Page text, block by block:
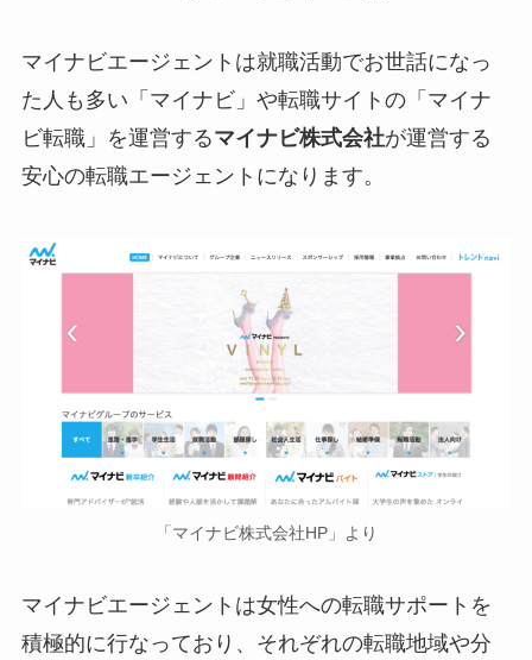
マイナビエージェントは就職活動でお世話になっ
た人も多い「マイナビ」や転職サイトの「マイナ
ビ転職」を運営するマイナビ株式会社が運営する
安心の転職エージェントになります。
「マイナビ株式会社HP」より
マイナビエージェントは女性への転職サポートを
積極的に行なっており、それぞれの転職地域や分